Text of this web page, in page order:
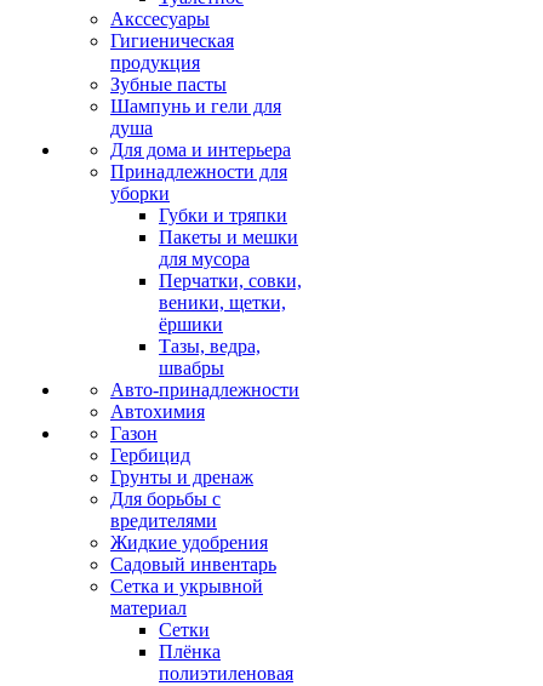
Акссесуары
Гигиеническая
продукция
Зубные пасты
Шампунь и гели для
душа
Для дома и интерьера
Принадлежности для
уборки
Губки и тряпки
Пакеты и мешки
для мусора
Перчатки, совки,
веники, щетки,
ёршики
Тазы, ведра,
швабры
Авто-принадлежности
Автохимия
Газон
Гербицид
Грунты и дренаж
Для борьбы с
вредителями
Жидкие удобрения
Садовый инвентарь
Сетка и укрывной
материал
Сетки
Плёнка
полиэтиленовая